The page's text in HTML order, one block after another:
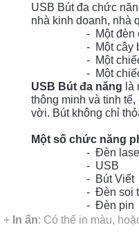
USB Bút đa chức
nhà kinh doanh, nhà
- Một đèn
- Một cây
- Một
- Một
USB Bút đa năng là
thông minh và tinh
vời. Bút không chỉ
Một số chức năng
- Đèn
- USB
- Bút Viết
- Đèn soi
- Đèn pin
+ In ấn: Có thể in màu,